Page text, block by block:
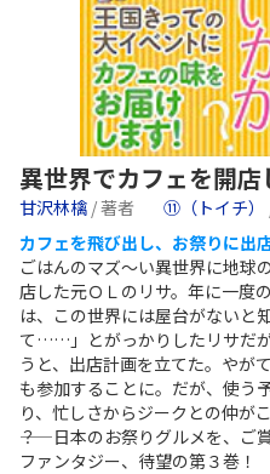
異世界でカフェを開店
甘沢林檎 / 著者 ⑪（トイチ）
カフェを飛び出し、お祭りに出
ごはんのマズ～い異世界に地球
店した元ＯＬのリサ。年に一度
は、この世界には屋台がないと
て……」とがっかりしたリサだ
うと、出店計画を立てた。やが
も参加することに。だが、使う
り、忙しさからジークとの仲が
――？ 日本のお祭りグルメを、
ファンタジー、待望の第３巻！